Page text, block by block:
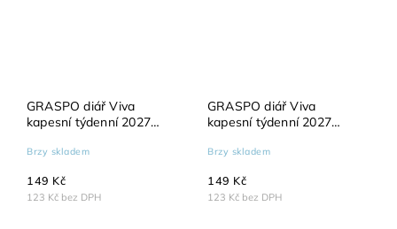
GRASPO diář Viva
kapesní týdenní 2027
Brzy skladem
123 Kč bez DPH
149 Kč
GRASPO diář Viva
kapesní týdenní 2027
Brzy skladem
123 Kč bez DPH
149 Kč